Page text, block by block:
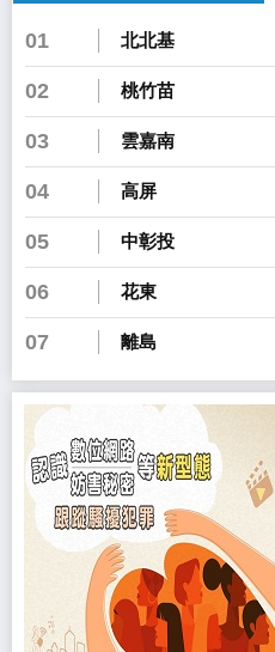
01 北北基
02 桃竹苗
03 雲嘉南
04 高屏
05 中彰投
06 花東
07 離島